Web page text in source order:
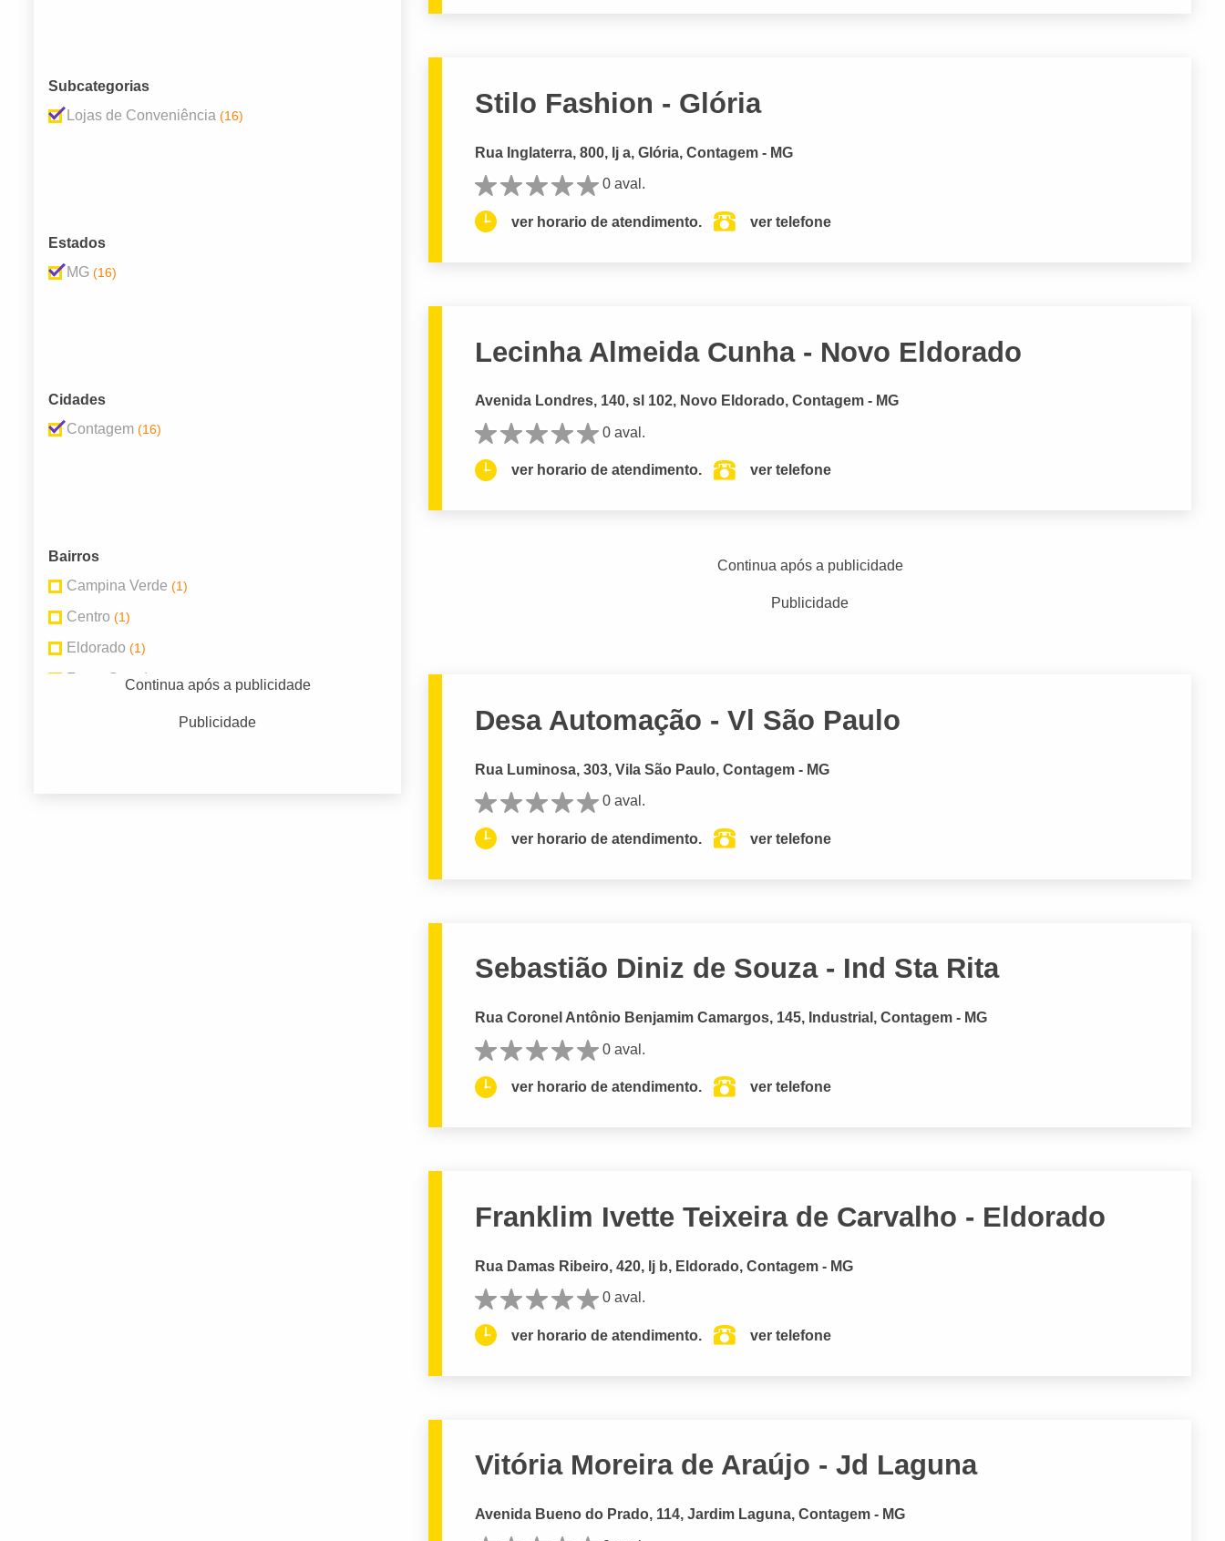
Subcategorias
Lojas de Conveniência (16)
Estados
MG (16)
Cidades
Contagem (16)
Bairros
Campina Verde (1)
Centro (1)
Eldorado (1)
Fonte Grande(1)
Continua após a publicidade
Publicidade
Stilo Fashion - Glória
Rua Inglaterra, 800, lj a, Glória, Contagem - MG
0 aval.
ver horario de atendimento. ver telefone
Lecinha Almeida Cunha - Novo Eldorado
Avenida Londres, 140, sl 102, Novo Eldorado, Contagem - MG
0 aval.
ver horario de atendimento. ver telefone
Continua após a publicidade
Publicidade
Desa Automação - Vl São Paulo
Rua Luminosa, 303, Vila São Paulo, Contagem - MG
0 aval.
ver horario de atendimento. ver telefone
Sebastião Diniz de Souza - Ind Sta Rita
Rua Coronel Antônio Benjamim Camargos, 145, Industrial, Contagem - MG
0 aval.
ver horario de atendimento. ver telefone
Franklim Ivette Teixeira de Carvalho - Eldorado
Rua Damas Ribeiro, 420, lj b, Eldorado, Contagem - MG
0 aval.
ver horario de atendimento. ver telefone
Vitória Moreira de Araújo - Jd Laguna
Avenida Bueno do Prado, 114, Jardim Laguna, Contagem - MG